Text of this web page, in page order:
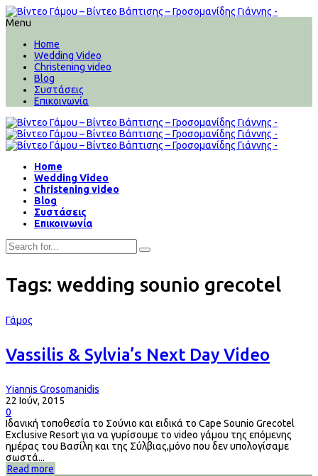
Menu
Home
Wedding Video
Christening video
Blog
Συστάσεις
Επικοινωνία
Home
Wedding Video
Christening video
Blog
Συστάσεις
Επικοινωνία
Tags: wedding sounio grecotel
Γάμος
Vassilis & Sylvia’s Next Day Video
Yiannis Grosomanidis
22 Ιούν, 2015
0
Ιδανική τοποθεσία το Σούνιο και ειδικά το Cape Sounio Grecotel
Exclusive Resort για να γυρίσουμε το video γάμου της επόμενης
ημέρας του Βασίλη και της Σύλβιας,μόνο που δεν υπολογίσαμε
σωστά...
Read more